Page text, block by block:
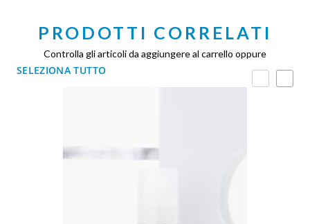
PRODOTTI CORRELATI
Controlla gli articoli da aggiungere al carrello oppure
SELEZIONA TUTTO